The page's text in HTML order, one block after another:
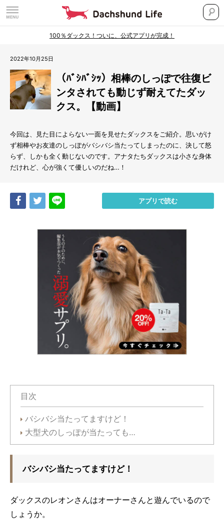
100％ダックス！ついに、公式アプリが完成！
2022年10月25日
（ﾊﾞｼﾊﾞｼｯ）相棒のしっぽで往復ビ
ンタされても動じず耐えてたダッ
クス。【動画】
今回は、見た目によらない一面を見せたダックスをご紹介。思いがけ
ず相棒やお友達のしっぽがバシバシ当たってしまったのに、決して怒
らず、しかも全く動じないのです。アナタたちダックスは小さな身体
だけれど、心が強くて優しいのだね…！
Share Tweet アプリで読む
目次
バシバシ当たってますけど！
大型犬のしっぽが当たっても…
バシバシ当たってますけど！
ダックスのレオンさんはオーナーさんと遊んでいるので
しょうか。